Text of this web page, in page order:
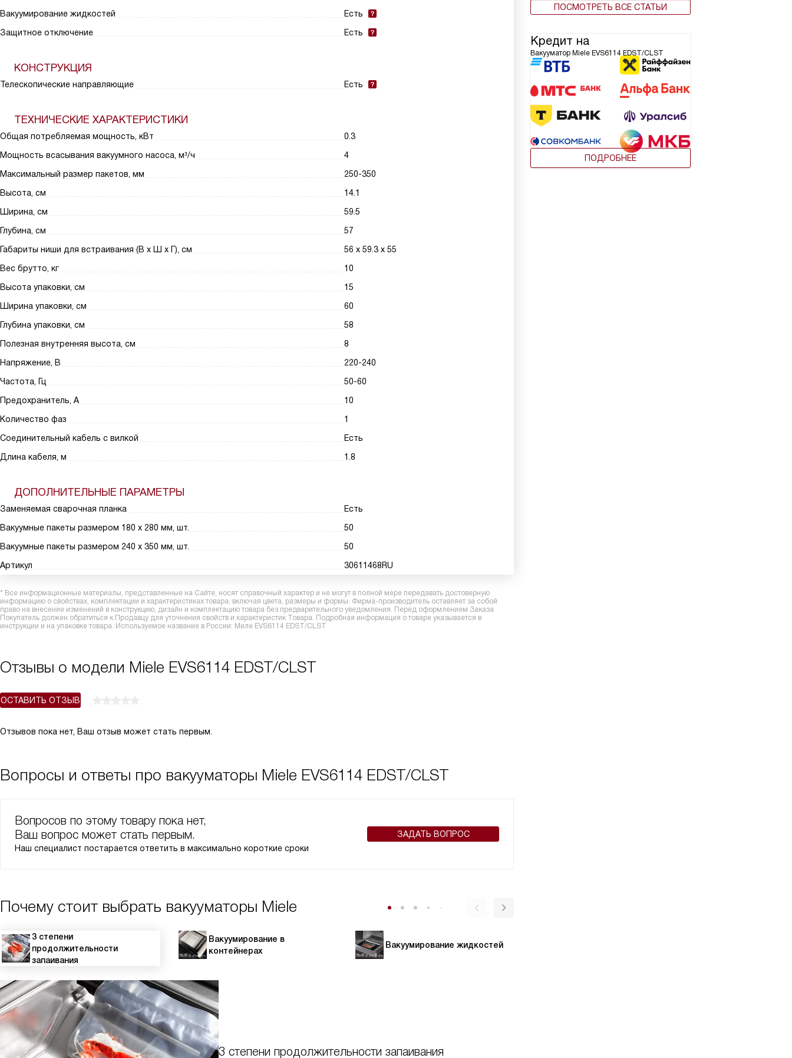
ПОСМОТРЕТЬ ВСЕ СТАТЬИ
Кредит на
Вакууматор Miele EVS6114 EDST/CLST
ПОДРОБНЕЕ
Вакуумирование жидкостей
Есть
Защитное отключение
Есть
КОНСТРУКЦИЯ
Телескопические направляющие Есть
ТЕХНИЧЕСКИЕ ХАРАКТЕРИСТИКИ
Общая потребляемая мощность, кВт
0.3
Мощность всасывания вакуумного насоса, м³/ч
4
Максимальный размер пакетов, мм
250-350
Высота, см
14.1
Ширина, см
59.5
Глубина, см
57
Габариты ниши для встраивания (В х Ш х Г), см
56 х 59.3 х 55
Вес брутто, кг
10
Высота упаковки, см
15
Ширина упаковки, см
60
Глубина упаковки, см
58
Полезная внутренняя высота, см
8
Напряжение, В
220-240
Частота, Гц
50-60
Предохранитель, A
10
Количество фаз
1
Соединительный кабель с вилкой
Есть
Длина кабеля, м
1.8
ДОПОЛНИТЕЛЬНЫЕ ПАРАМЕТРЫ
Заменяемая сварочная планка
Есть
Вакуумные пакеты размером 180 х 280 мм, шт.
50
Вакуумные пакеты размером 240 х 350 мм, шт.
50
Артикул
30611468RU
* Все информационные материалы, представленные на Сайте, носят справочный характер и не могут в полной мере передавать достоверную
информацию о свойствах, комплектации и характеристиках товара, включая цвета, размеры и формы. Фирма-производитель оставляет за собой
право на внесение изменений в конструкцию, дизайн и комплектацию товара без предварительного уведомления. Перед оформлением Заказа
Покупатель должен обратиться к Продавцу для уточнения свойств и характеристик Товара. Подробная информация о товаре указывается в
инструкции и на упаковке товара. Используемое название в России: Миле EVS6114 EDST/CLST
Отзывы о модели Miele EVS6114 EDST/CLST
ОСТАВИТЬ ОТЗЫВ
Отзывов пока нет, Ваш отзыв может стать первым.
Вопросы и ответы про вакууматоры Miele EVS6114 EDST/CLST
Вопросов по этому товару пока нет,
Ваш вопрос может стать первым.
Наш специалист постарается ответить в максимально короткие сроки
ЗАДАТЬ ВОПРОС
Почему стоит выбрать вакууматоры Miele
3 степени
продолжительности
запаивания
Вакуумирование в
контейнерах
Вакуумирование жидкостей
3 степени продолжительности запаивания